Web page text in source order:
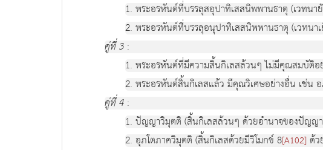
1. พระอรหันต์ที่บรรลุสอุปาทิเสสนิพพานธาตุ (เวทนา
2. พระอรหันต์ที่บรรลุอนุปาทิเสสนิพพานธาตุ (เวทนา
คู่ที่ 3 :
1. พระอรหันต์ที่มีความสิ้นกิเลสล้วนๆ ไม่มีคุณสมบัติ
2. พระอรหันต์สิ้นกิเลสแล้ว มีคุณวิเศษอย่างอื่น เช่น
คู่ที่ 4 :
1. ปัญญาวิมุตติ (สิ้นกิเลสล้วนๆ ด้วยอำนาจของปัญญ
2. อุภโตภาควิมุตติ (สิ้นกิเลสด้วยมีวิโมกข์ 8[A102] ด้ว